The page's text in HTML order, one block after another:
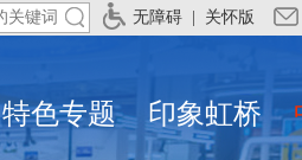
无障碍 关怀版
特色专题 印象虹桥